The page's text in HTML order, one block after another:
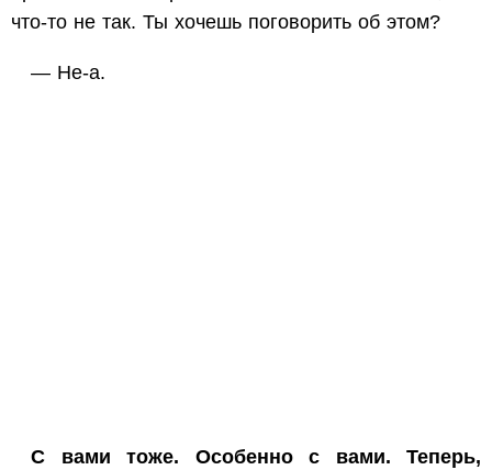
что-то не так. Ты хочешь поговорить об этом?
— Не-а.
С вами тоже. Особенно с вами. Теперь,